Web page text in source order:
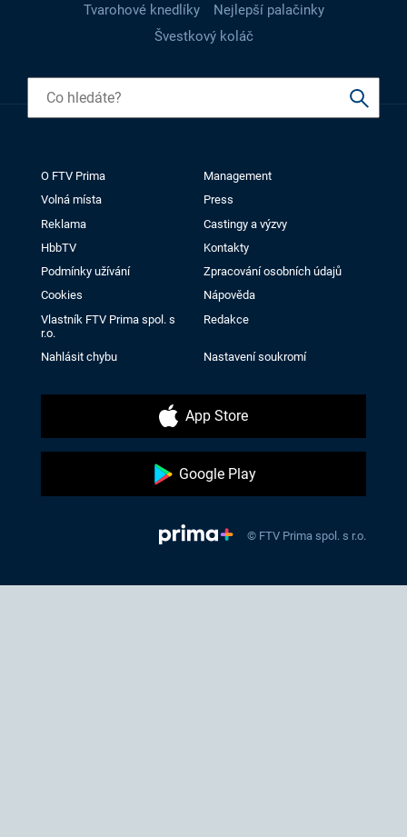
Tvarohové knedlíky
Nejlepší palačinky
Švestkový koláč
O FTV Prima
Management
Volná místa
Press
Reklama
Castingy a výzvy
HbbTV
Kontakty
Podmínky užívání
Zpracování osobních údajů
Cookies
Nápověda
Vlastník FTV Prima spol. s
r.o.
Redakce
Nahlásit chybu Nastavení soukromí
App Store
Google Play
© FTV Prima spol. s r.o.